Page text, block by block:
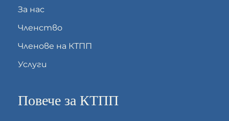
За нас
Членство
Членове на КТПП
Услуги
Повече за КТПП